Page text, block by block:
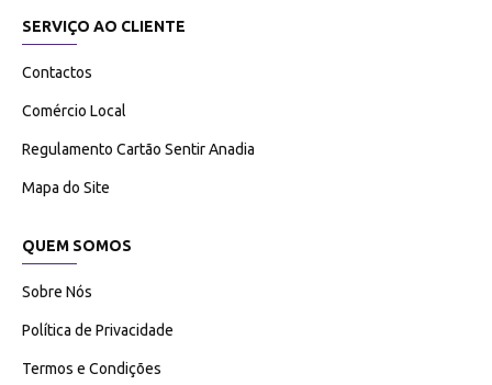
SERVIÇO AO CLIENTE
Contactos
Comércio Local
Regulamento Cartão Sentir Anadia
Mapa do Site
QUEM SOMOS
Sobre Nós
Política de Privacidade
Termos e Condições